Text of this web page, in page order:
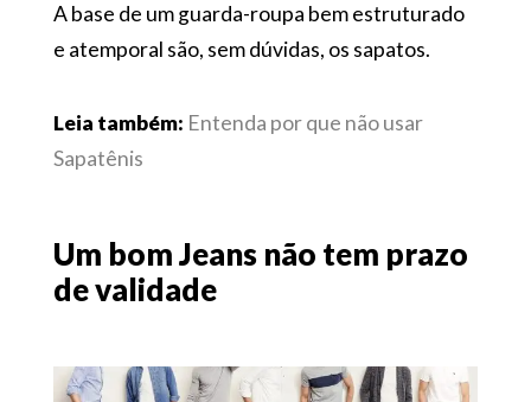
A base de um guarda-roupa bem estruturado
e atemporal são, sem dúvidas, os sapatos.
Leia também: Entenda por que não usar
Sapatênis
Um bom Jeans não tem prazo
de validade